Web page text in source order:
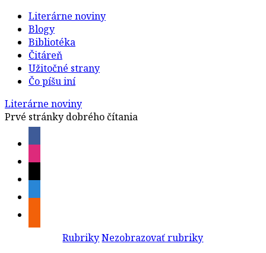
Literárne noviny
Blogy
Bibliotéka
Čitáreň
Užitočné strany
Čo píšu iní
Literárne noviny
Prvé stránky dobrého čítania
Rubriky Nezobrazovať rubriky